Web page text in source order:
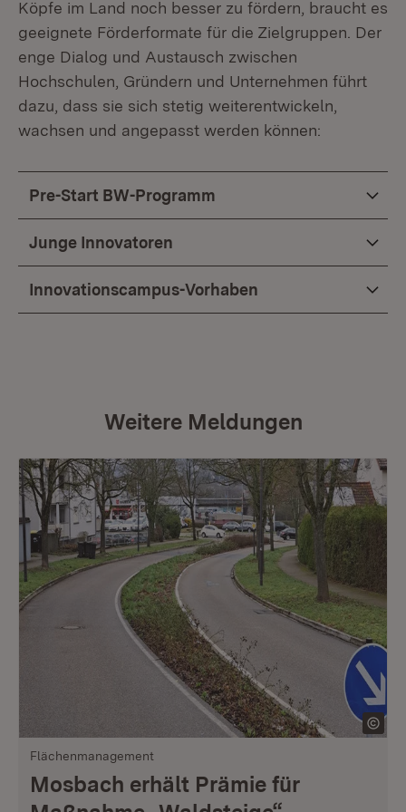
Köpfe im Land noch besser zu fördern, braucht es
geeignete Förderformate für die Zielgruppen. Der
enge Dialog und Austausch zwischen
Hochschulen, Gründern und Unternehmen führt
dazu, dass sie sich stetig weiterentwickeln,
wachsen und angepasst werden können:
Pre-Start BW-Programm
Junge Innovatoren
Innovationscampus-Vorhaben
Weitere Meldungen
Flächenmanagement
Mosbach erhält Prämie für